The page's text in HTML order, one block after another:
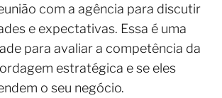
com a agência para discutir
e expectativas. Essa é uma
para avaliar a competência da
estratégica e se eles
o seu negócio.